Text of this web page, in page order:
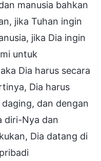
manusia bahkan
jika Tuhan ingin
jika Dia ingin
untuk
Dia harus secara
Dia harus
dan dengan
diri-Nya dan
Dia datang di